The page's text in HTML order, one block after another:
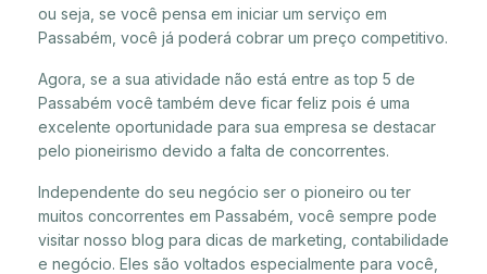
ou seja, se você pensa em iniciar um serviço em
Passabém, você já poderá cobrar um preço competitivo.
Agora, se a sua atividade não está entre as top 5 de
Passabém você também deve ficar feliz pois é uma
excelente oportunidade para sua empresa se destacar
pelo pioneirismo devido a falta de concorrentes.
Independente do seu negócio ser o pioneiro ou ter
muitos concorrentes em Passabém, você sempre pode
visitar nosso blog para dicas de marketing, contabilidade
e negócio. Eles são voltados especialmente para você,